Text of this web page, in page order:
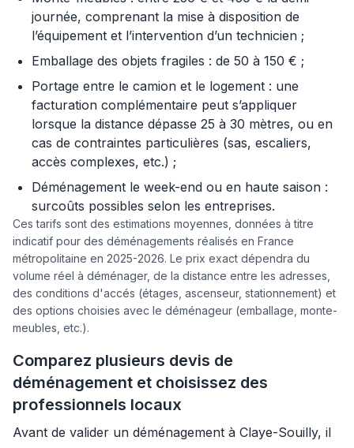
journée, comprenant la mise à disposition de
l’équipement et l’intervention d’un technicien ;
Emballage des objets fragiles : de 50 à 150 € ;
Portage entre le camion et le logement : une
facturation complémentaire peut s’appliquer
lorsque la distance dépasse 25 à 30 mètres, ou en
cas de contraintes particulières (sas, escaliers,
accès complexes, etc.) ;
Déménagement le week-end ou en haute saison :
surcoûts possibles selon les entreprises.
Ces tarifs sont des estimations moyennes, données à titre
indicatif pour des déménagements réalisés en France
métropolitaine en 2025-2026. Le prix exact dépendra du
volume réel à déménager, de la distance entre les adresses,
des conditions d'accés (étages, ascenseur, stationnement) et
des options choisies avec le déménageur (emballage, monte-
meubles, etc.).
Comparez plusieurs devis de
déménagement et choisissez des
professionnels locaux
Avant de valider un déménagement à Claye-Souilly, il